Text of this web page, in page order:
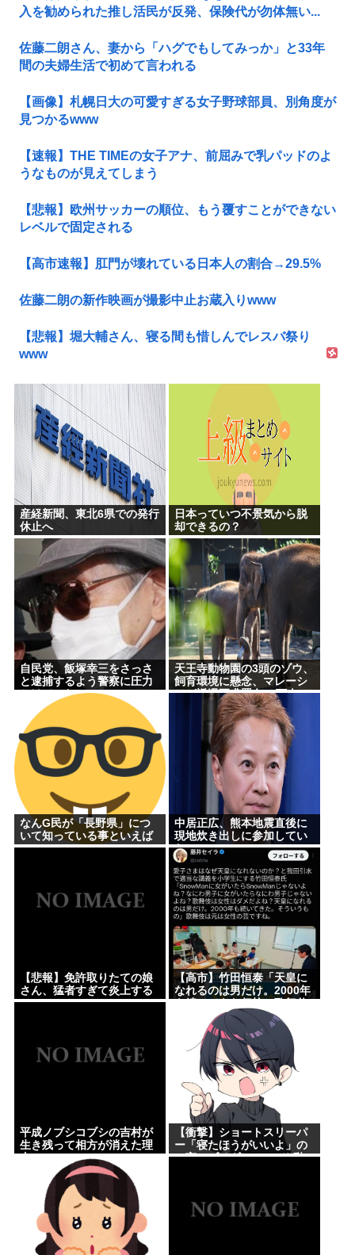
入を勧められた推し活民が反発、保険代が勿体無い...
佐藤二朗さん、妻から「ハグでもしてみっか」と33年
間の夫婦生活で初めて言われる
【画像】札幌日大の可愛すぎる女子野球部員、別角度が
見つかるwww
【速報】THE TIMEの女子アナ、前屈みで乳パッドのよ
うなものが見えてしまう
【悲報】欧州サッカーの順位、もう覆すことができない
レベルで固定される
【高市速報】肛門が壊れている日本人の割合→29.5%
佐藤二朗の新作映画が撮影中止お蔵入りwww
【悲報】堀大輔さん、寝る間も惜しんでレスバ祭り
www
産経新聞、東北6県での発行
休止へ
日本っていつ不景気から脱
却できるの？
自民党、飯塚幸三をさっさ
と逮捕するよう警察に圧力
かけていたwww
天王寺動物園の3頭のゾウ、
飼育環境に懸念、マレーシ
アが返還要求署名17万人。
酷すぎる日本の動物園
なんG民が「長野県」につ
いて知っている事といえば
www
中居正広、熊本地震直後に
現地炊き出しに参加してい
た
【悲報】免許取りたての娘
さん、猛者すぎて炎上する
www
【高市】竹田恒泰「天皇に
なれるのは男だけ。2000年
も女は駄目だよね？」
平成ノブシコブシの吉村が
生き残って相方が消えた理
【衝撃】ショートスリーパ
ー「寝たほうがいいよ」の
一言にブチギレwww(※動